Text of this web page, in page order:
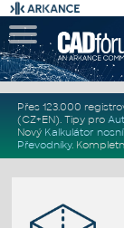
Přes 123.000
(CZ+EN). Tipy pro
Nový Kalkulátor
Převodníky.